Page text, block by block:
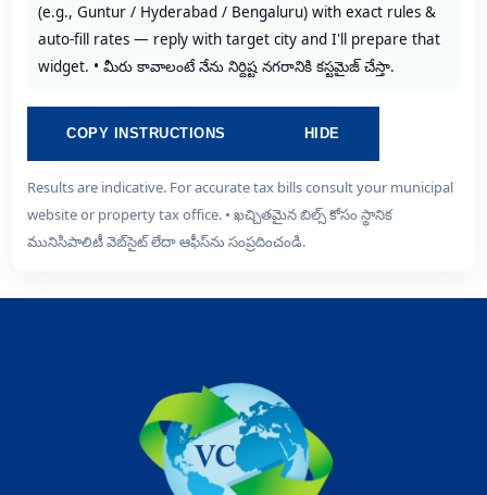
(e.g., Guntur / Hyderabad / Bengaluru) with exact rules &
auto-fill rates — reply with target city and I'll prepare that
widget. • మీరు కావాలంటే నేను నిర్దిష్ట నగరానికి కస్టమైజ్ చేస్తా.
COPY INSTRUCTIONS HIDE
Results are indicative. For accurate tax bills consult your municipal
website or property tax office. • ఖచ్చితమైన బిల్స్ కోసం స్థానిక
మునిసిపాలిటీ వెబ్‌సైట్ లేదా ఆఫీస్‌ను సంప్రదించండి.